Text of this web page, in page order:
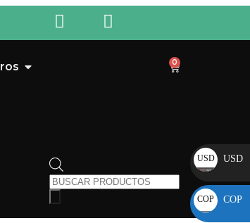
0
USD USD
COP COP